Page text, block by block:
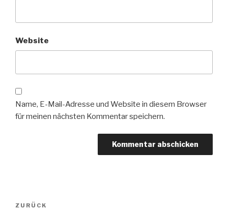
Website
Name, E-Mail-Adresse und Website in diesem Browser
für meinen nächsten Kommentar speichern.
Beitragsnavigation
Vorheriger
ZURÜCK